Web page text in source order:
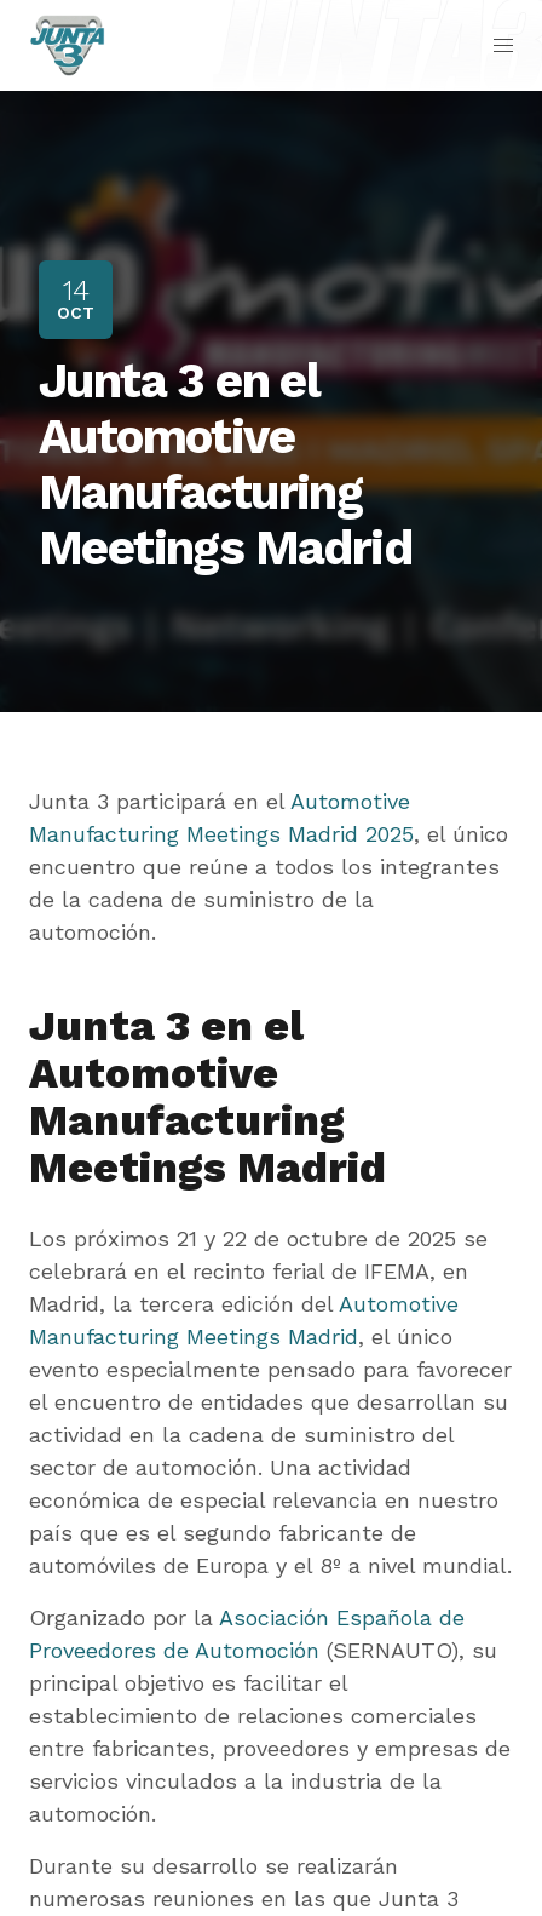
14
OCT
Junta 3 en el
Automotive
Manufacturing
Meetings Madrid
Junta 3 participará en el Automotive
Manufacturing Meetings Madrid 2025, el único
encuentro que reúne a todos los integrantes
de la cadena de suministro de la
automoción.
Junta 3 en el
Automotive
Manufacturing
Meetings Madrid
Los próximos 21 y 22 de octubre de 2025 se
celebrará en el recinto ferial de IFEMA, en
Madrid, la tercera edición del Automotive
Manufacturing Meetings Madrid, el único
evento especialmente pensado para favorecer
el encuentro de entidades que desarrollan su
actividad en la cadena de suministro del
sector de automoción. Una actividad
económica de especial relevancia en nuestro
país que es el segundo fabricante de
automóviles de Europa y el 8º a nivel mundial.
Organizado por la Asociación Española de
Proveedores de Automoción (SERNAUTO), su
principal objetivo es facilitar el
establecimiento de relaciones comerciales
entre fabricantes, proveedores y empresas de
servicios vinculados a la industria de la
automoción.
Durante su desarrollo se realizarán
numerosas reuniones en las que Junta 3